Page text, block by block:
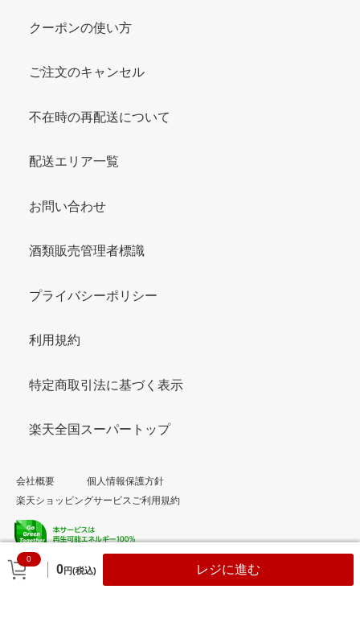
0
0円(税込) レジに進む
クーポンの使い方
ご注文のキャンセル
不在時の再配送について
配送エリア一覧
お問い合わせ
酒類販売管理者標識
プライバシーポリシー
利用規約
特定商取引法に基づく表示
楽天全国スーパートップ
会社概要
個人情報保護方針
楽天ショッピングサービスご利用規約
© Rakuten Group, Inc.